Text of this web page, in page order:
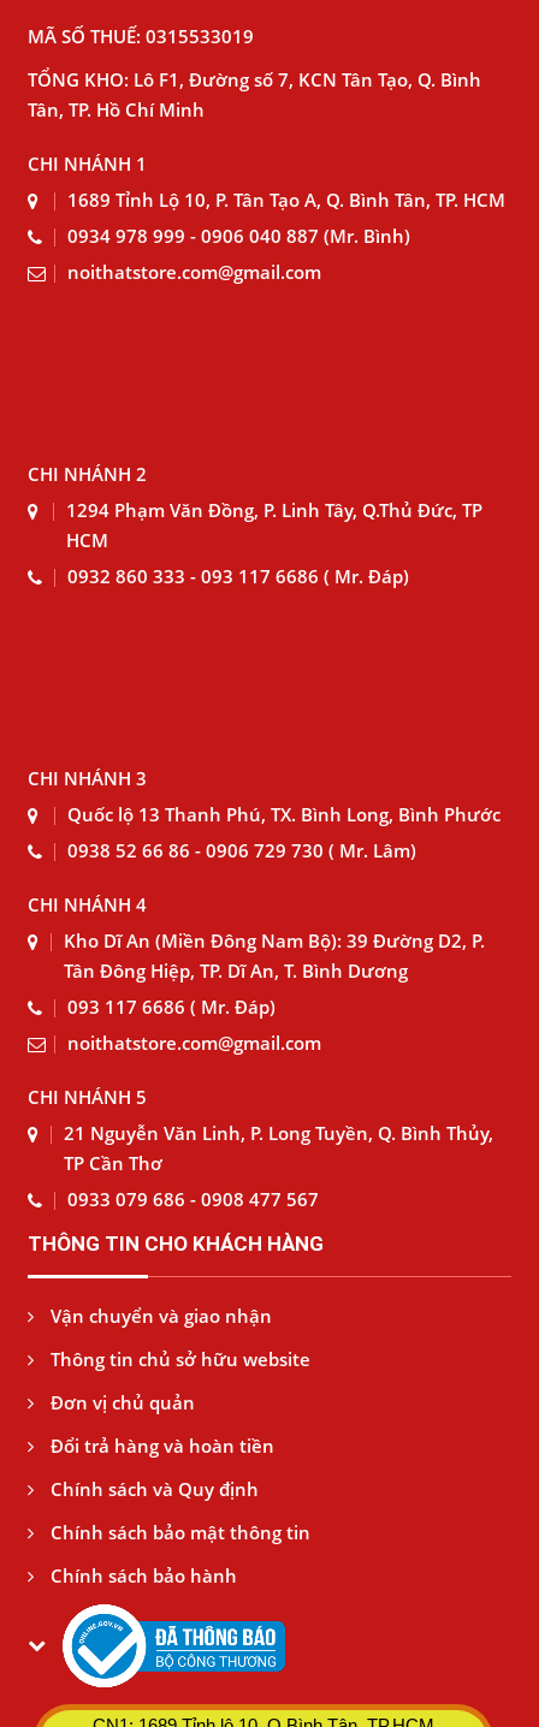
MÃ SỐ THUẾ: 0315533019
TỔNG KHO: Lô F1, Đường số 7, KCN Tân Tạo, Q. Bình
Tân, TP. Hồ Chí Minh
CHI NHÁNH 1
1689 Tỉnh Lộ 10, P. Tân Tạo A, Q. Bình Tân, TP. HCM
0934 978 999 - 0906 040 887 (Mr. Bình)
noithatstore.com@gmail.com
CHI NHÁNH 2
1294 Phạm Văn Đồng, P. Linh Tây, Q.Thủ Đức, TP
HCM
0932 860 333 - 093 117 6686 ( Mr. Đáp)
CHI NHÁNH 3
Quốc lộ 13 Thanh Phú, TX. Bình Long, Bình Phước
0938 52 66 86 - 0906 729 730 ( Mr. Lâm)
CHI NHÁNH 4
Kho Dĩ An (Miền Đông Nam Bộ): 39 Đường D2, P.
Tân Đông Hiệp, TP. Dĩ An, T. Bình Dương
093 117 6686 ( Mr. Đáp)
noithatstore.com@gmail.com
CHI NHÁNH 5
21 Nguyễn Văn Linh, P. Long Tuyền, Q. Bình Thủy,
TP Cần Thơ
0933 079 686 - 0908 477 567
THÔNG TIN CHO KHÁCH HÀNG
Vận chuyển và giao nhận
Thông tin chủ sở hữu website
Đơn vị chủ quản
Đổi trả hàng và hoàn tiền
Chính sách và Quy định
Chính sách bảo mật thông tin
Chính sách bảo hành